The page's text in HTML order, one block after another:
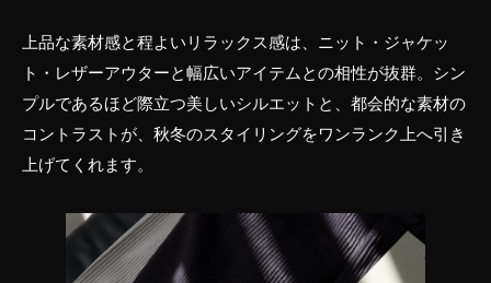
上品な素材感と程よいリラックス感は、ニット・ジャケッ
ト・レザーアウターと幅広いアイテムとの相性が抜群。シン
プルであるほど際立つ美しいシルエットと、都会的な素材の
コントラストが、秋冬のスタイリングをワンランク上へ引き
上げてくれます。